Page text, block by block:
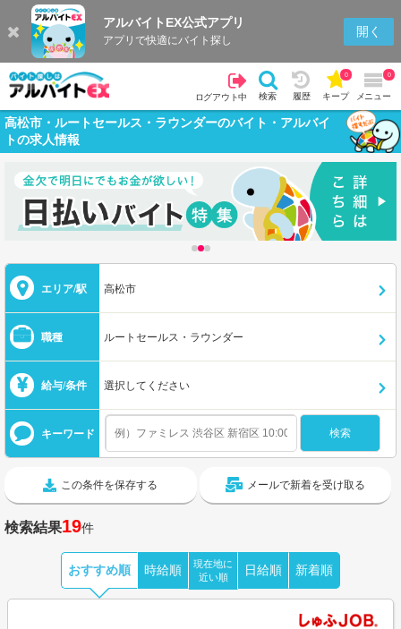
アルバイトEX公式アプリ
アプリで快適にバイト探し
開く
ログアウト中 検索 履歴 キープ
0
メニュー
0
高松市・ルートセールス・ラウンダーのバイト・アルバイ
トの求人情報
エリア/駅 高松市
職種 ルートセールス・ラウンダー
給与/条件 選択してください
キーワード
この条件を保存する メールで新着を受け取る
検索結果19件
おすすめ順 時給順
現在地に
近い順
日給順 新着順